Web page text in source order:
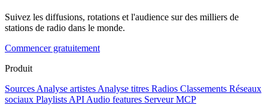
Suivez les diffusions, rotations et l'audience sur des milliers de
stations de radio dans le monde.
Commencer gratuitement
Produit
Sources Analyse artistes Analyse titres Radios Classements Réseaux
sociaux Playlists API Audio features Serveur MCP